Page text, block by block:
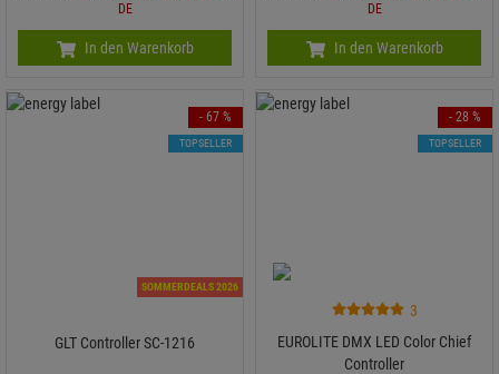
DE
In den Warenkorb
DE
In den Warenkorb
SOMMERDEALS 2026
GLT Controller SC-1216
- 67 %
TOPSELLER
3
EUROLITE DMX LED Color Chief
Controller
- 28 %
TOPSELLER